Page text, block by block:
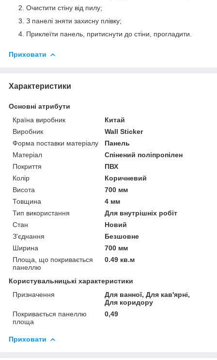
Очистити стіну від пилу;
З панелі зняти захисну плівку;
Приклеїти панель, притиснути до стіни, прогладити.
Приховати
Характеристики
Основні атрибути
Країна виробник
Китай
Виробник
Wall Sticker
Форма поставки матеріалу
Панель
Матеріал
Спінений поліпропілен
Покриття
ПВХ
Колір
Коричневий
Висота
700 мм
Товщина
4 мм
Тип використання
Для внутрішніх робіт
Стан
Новий
З'єднання
Безшовне
Ширина
700 мм
Площа, що покривається
панеллю
0.49 кв.м
Користувальницькі характеристики
Призначення
Для ванної, Для кав'ярні,
Для коридору
Покривається панеллю
площа
0,49
Приховати